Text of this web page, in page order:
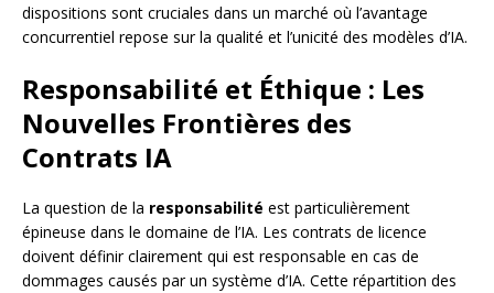
dispositions sont cruciales dans un marché où l’avantage
concurrentiel repose sur la qualité et l’unicité des modèles d’IA.
Responsabilité et Éthique : Les
Nouvelles Frontières des
Contrats IA
La question de la responsabilité est particulièrement
épineuse dans le domaine de l’IA. Les contrats de licence
doivent définir clairement qui est responsable en cas de
dommages causés par un système d’IA. Cette répartition des